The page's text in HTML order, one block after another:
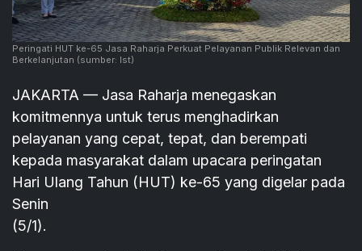
Peringati HUT ke-65 Jasa Raharja Perkuat Pelayanan Publik Relevan dan
Berkelanjutan (sumber: Ist)
JAKARTA — Jasa Raharja menegaskan
komitmennya untuk terus menghadirkan
pelayanan yang cepat, tepat, dan berempati
kepada masyarakat dalam upacara peringatan
Hari Ulang Tahun (HUT) ke-65 yang digelar pada
Senin
(5/1).